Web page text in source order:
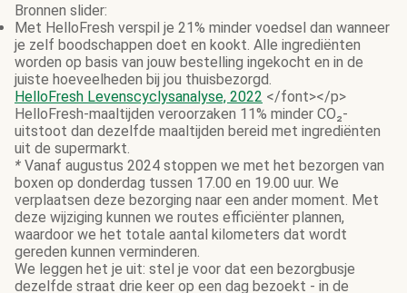
Bronnen slider:
Met HelloFresh verspil je 21% minder voedsel dan wanneer
je zelf boodschappen doet en kookt. Alle ingrediënten
worden op basis van jouw bestelling ingekocht en in de
juiste hoeveelheden bij jou thuisbezorgd.
HelloFresh Levenscyclysanalyse, 2022 </font></p>
HelloFresh-maaltijden veroorzaken 11% minder CO₂-
uitstoot dan dezelfde maaltijden bereid met ingrediënten
uit de supermarkt.
* Vanaf augustus 2024 stoppen we met het bezorgen van
boxen op donderdag tussen 17.00 en 19.00 uur. We
verplaatsen deze bezorging naar een ander moment. Met
deze wijziging kunnen we routes efficiënter plannen,
waardoor we het totale aantal kilometers dat wordt
gereden kunnen verminderen.
We leggen het je uit: stel je voor dat een bezorgbusje
dezelfde straat drie keer op een dag bezoekt - in de